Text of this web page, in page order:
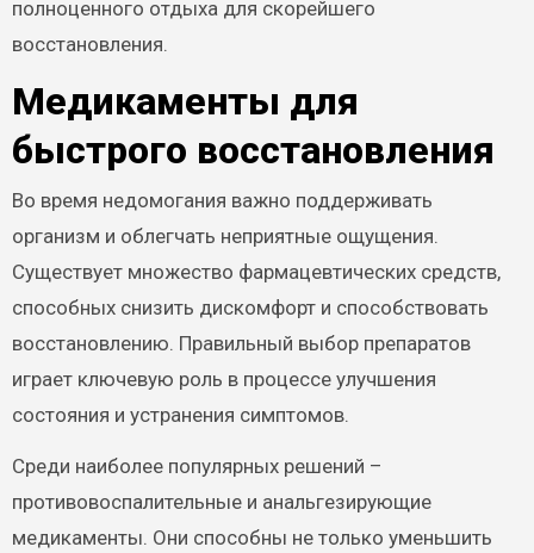
полноценного отдыха для скорейшего
восстановления.
Медикаменты для
быстрого восстановления
Во время недомогания важно поддерживать
организм и облегчать неприятные ощущения.
Существует множество фармацевтических средств,
способных снизить дискомфорт и способствовать
восстановлению. Правильный выбор препаратов
играет ключевую роль в процессе улучшения
состояния и устранения симптомов.
Среди наиболее популярных решений –
противовоспалительные и анальгезирующие
медикаменты. Они способны не только уменьшить